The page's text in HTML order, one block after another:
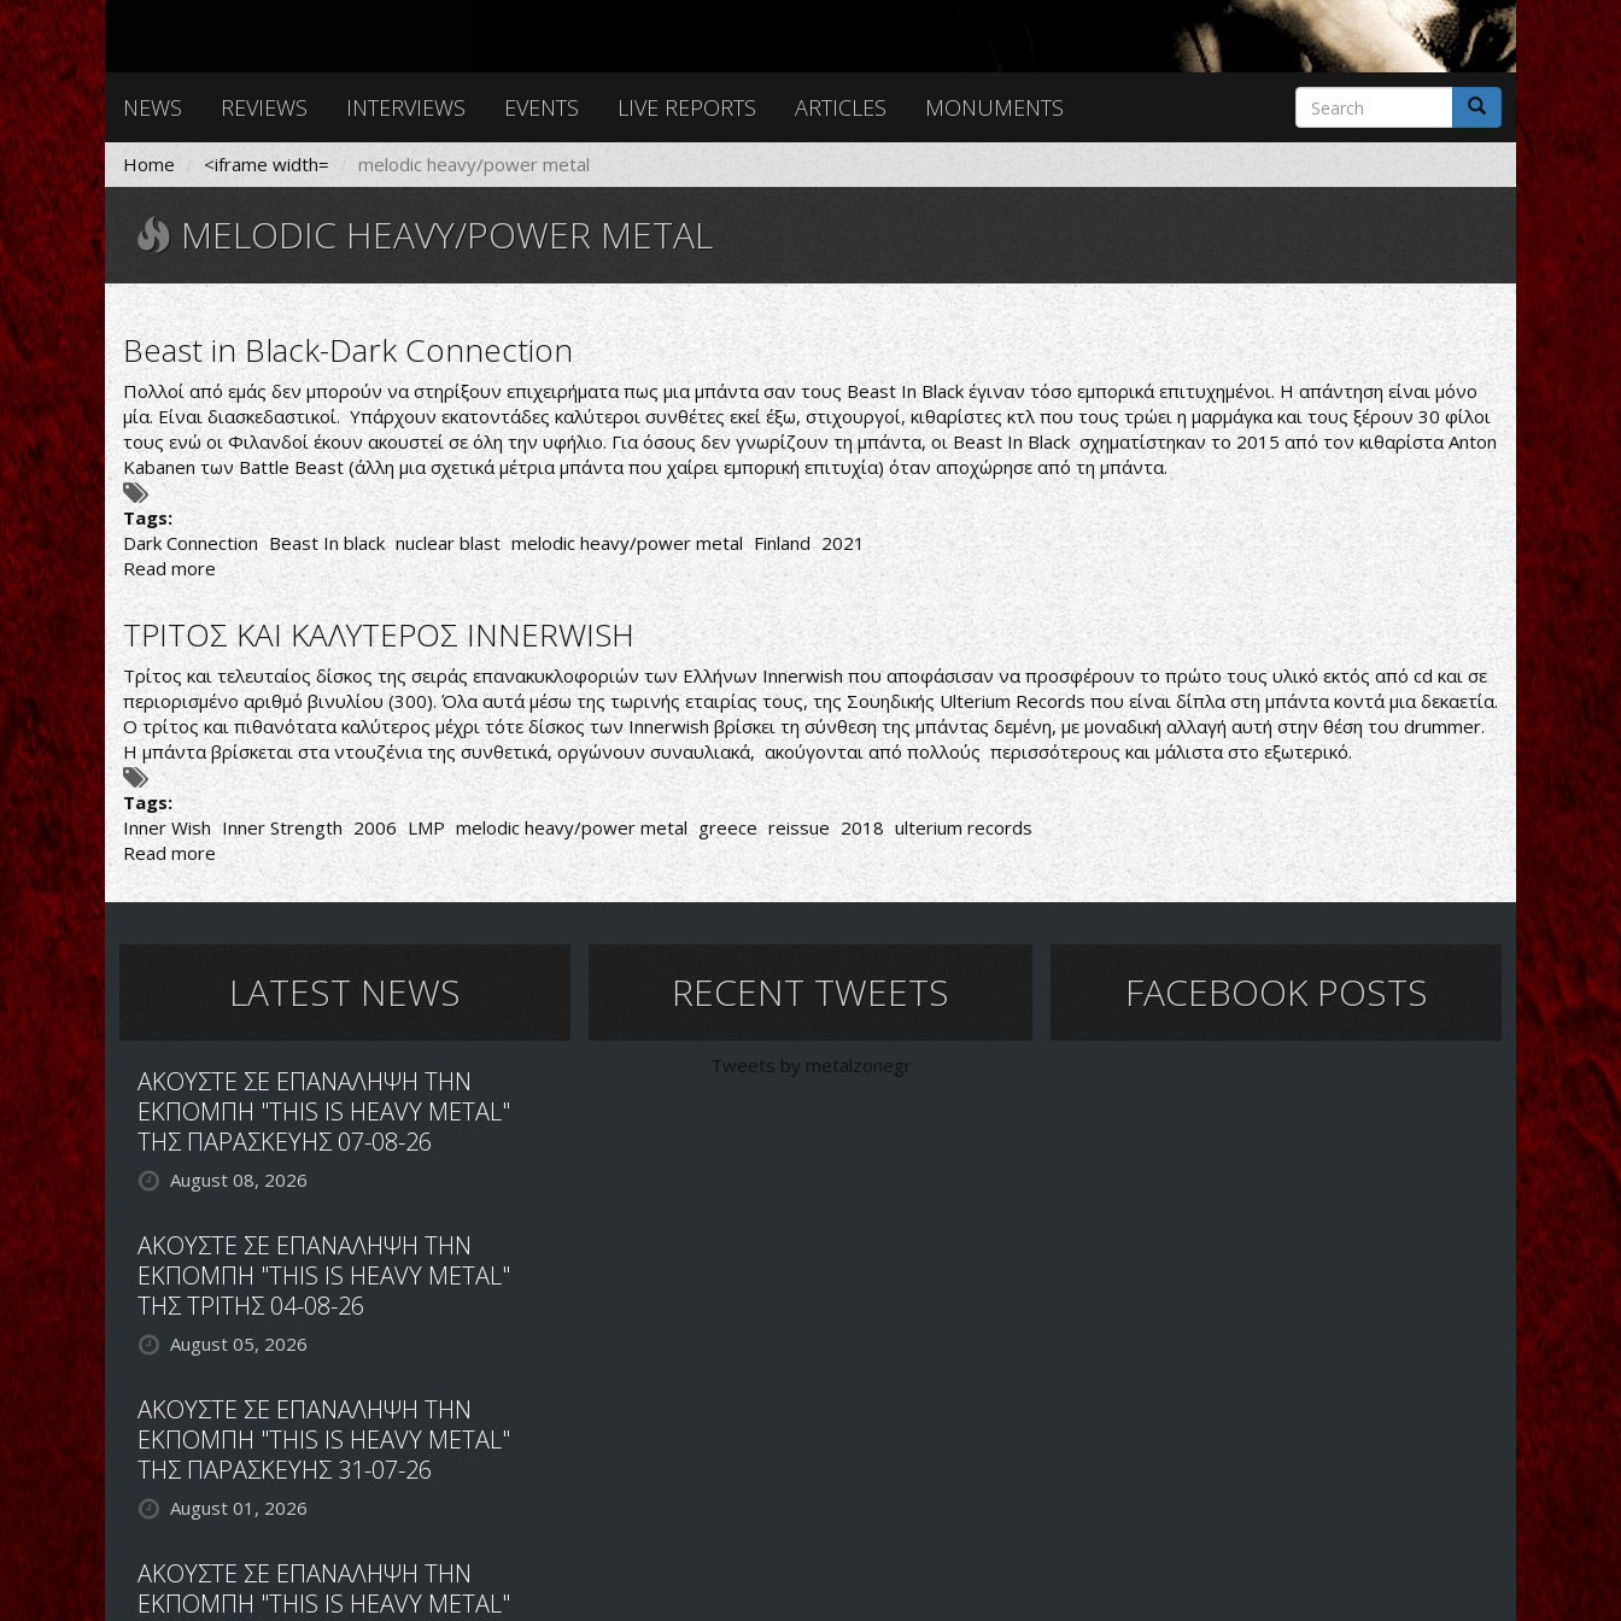
NEWS REVIEWS INTERVIEWS EVENTS LIVE REPORTS ARTICLES MONUMENTS
Search
form
Search
Home <iframe width= melodic heavy/power metal
MELODIC HEAVY/POWER METAL
Beast in Black-Dark Connection
Πολλοί από εμάς δεν μπορούν να στηρίξουν επιχειρήματα πως μια μπάντα σαν τους Beast In Black έγιναν τόσο εμπορικά επιτυχημένοι. Η απάντηση είναι μόνο
μία. Είναι διασκεδαστικοί. Υπάρχουν εκατοντάδες καλύτεροι συνθέτες εκεί έξω, στιχουργοί, κιθαρίστες κτλ που τους τρώει η μαρμάγκα και τους ξέρουν 30 φίλοι
τους ενώ οι Φιλανδοί έκουν ακουστεί σε όλη την υφήλιο. Για όσους δεν γνωρίζουν τη μπάντα, οι Beast In Black σχηματίστηκαν το 2015 από τον κιθαρίστα Anton
Kabanen των Battle Beast (άλλη μια σχετικά μέτρια μπάντα που χαίρει εμπορική επιτυχία) όταν αποχώρησε από τη μπάντα.
Tags:
Dark Connection Beast In black nuclear blast melodic heavy/power metal Finland 2021
Read more about
Beast
in
Black-
Dark
Connection
ΤΡΙΤΟΣ ΚΑΙ ΚΑΛΥΤΕΡΟΣ INNERWISH
Τρίτος και τελευταίος δίσκος της σειράς επανακυκλοφοριών των Ελλήνων Innerwish που αποφάσισαν να προσφέρουν το πρώτο τους υλικό εκτός από cd και σε
περιορισμένο αριθμό βινυλίου (300). Όλα αυτά μέσω της τωρινής εταιρίας τους, της Σουηδικής Ulterium Records που είναι δίπλα στη μπάντα κοντά μια δεκαετία.
Ο τρίτος και πιθανότατα καλύτερος μέχρι τότε δίσκος των Innerwish βρίσκει τη σύνθεση της μπάντας δεμένη, με μοναδική αλλαγή αυτή στην θέση του drummer.
Η μπάντα βρίσκεται στα ντουζένια της συνθετικά, οργώνουν συναυλιακά, ακούγονται από πολλούς περισσότερους και μάλιστα στο εξωτερικό.
Tags:
Inner Wish ‎Inner Strength 2006 LMP melodic heavy/power metal greece reissue 2018 ulterium records
Read moreabout
ΤΡΙΤΟΣ
ΚΑΙ
LATEST NEWS
ΑΚΟΥΣΤΕ ΣΕ ΕΠΑΝΑΛΗΨΗ ΤΗΝ
ΕΚΠΟΜΠΗ "THIS IS HEAVY METAL"
ΤΗΣ ΠΑΡΑΣΚΕΥΗΣ 07-08-26
August 08, 2026
ΑΚΟΥΣΤΕ ΣΕ ΕΠΑΝΑΛΗΨΗ ΤΗΝ
ΕΚΠΟΜΠΗ "THIS IS HEAVY METAL"
ΤΗΣ ΤΡΙΤΗΣ 04-08-26
August 05, 2026
ΑΚΟΥΣΤΕ ΣΕ ΕΠΑΝΑΛΗΨΗ ΤΗΝ
ΕΚΠΟΜΠΗ "THIS IS HEAVY METAL"
ΤΗΣ ΠΑΡΑΣΚΕΥΗΣ 31-07-26
August 01, 2026
ΑΚΟΥΣΤΕ ΣΕ ΕΠΑΝΑΛΗΨΗ ΤΗΝ
ΕΚΠΟΜΠΗ "THIS IS HEAVY METAL"
RECENT TWEETS
Tweets by metalzonegr
FACEBOOK POSTS